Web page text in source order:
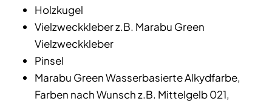
Holzkugel
Vielzweckkleber z.B. Marabu Green
Vielzweckkleber
Pinsel
Marabu Green Wasserbasierte Alkydfarbe,
Farben nach Wunsch z.B. Mittelgelb 021,